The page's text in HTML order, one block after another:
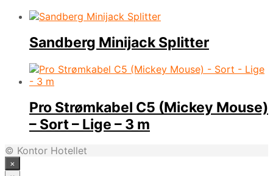
Sandberg Minijack Splitter
Pro Strømkabel C5 (Mickey Mouse)
– Sort – Lige – 3 m
© Kontor Hotellet
×